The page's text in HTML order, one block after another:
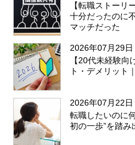
【転職ストーリ
十分だったのに
マッチだった
2026年07月29日
【20代未経験
ト・デメリット
2026年07月22日
転職したいのに
初の一歩”を踏み